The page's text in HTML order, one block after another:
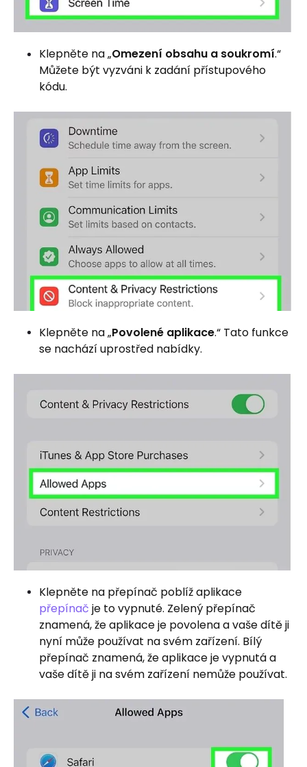
Klepněte na „Omezení obsahu a soukromí.“
Můžete být vyzváni k zadání přístupového
kódu.
Klepněte na „Povolené aplikace.“ Tato funkce
se nachází uprostřed nabídky.
Klepněte na přepínač poblíž aplikace
přepínač je to vypnuté. Zelený přepínač
znamená, že aplikace je povolena a vaše dítě ji
nyní může používat na svém zařízení. Bílý
přepínač znamená, že aplikace je vypnutá a
vaše dítě ji na svém zařízení nemůže používat.